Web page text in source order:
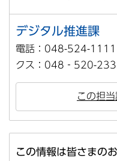
デジタル推進課
電話：048-524-
クス：048‐520-
この担
この情報は皆さまの